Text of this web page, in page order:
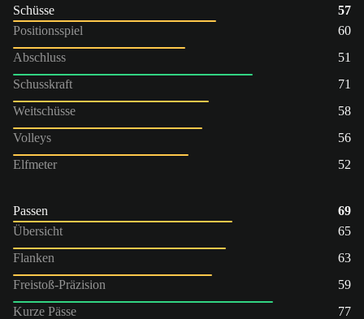
Schüsse
57
Positionsspiel
60
Abschluss
51
Schusskraft
71
Weitschüsse
58
Volleys
56
Elfmeter
52
Passen
69
Übersicht
65
Flanken
63
Freistoß-Präzision
59
Kurze Pässe
77